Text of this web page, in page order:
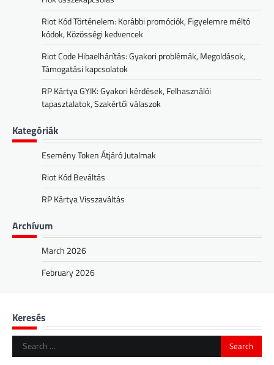
Riot Kód Történelem: Korábbi promóciók, Figyelemre méltó
kódok, Közösségi kedvencek
Riot Code Hibaelhárítás: Gyakori problémák, Megoldások,
Támogatási kapcsolatok
RP Kártya GYIK: Gyakori kérdések, Felhasználói
tapasztalatok, Szakértői válaszok
Kategóriák
Esemény Token Átjáró Jutalmak
Riot Kód Beváltás
RP Kártya Visszaváltás
Archívum
March 2026
February 2026
Keresés
Search
for: